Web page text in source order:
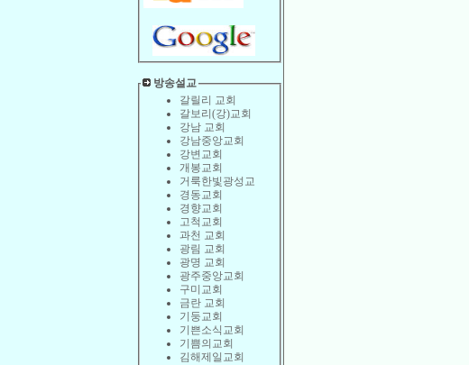
방송설교
갈릴리 교회
갈보리(강)교회
강남 교회
강남중앙교회
강변교회
개봉교회
거룩한빛광성교
경동교회
경향교회
고척교회
과천 교회
광림 교회
광명 교회
광주중앙교회
구미교회
금란 교회
기둥교회
기쁜소식교회
기쁨의교회
김해제일교회